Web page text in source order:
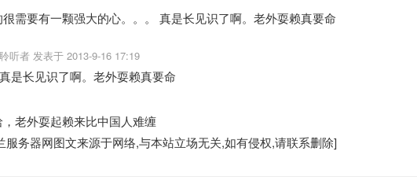
需要有一颗强大的心。。。 真是长见识了啊。老外耍赖真要命
聆听者 发表于 2013-9-16 17:19
真是长见识了啊。老外耍赖真要命
，老外耍起赖来比中国人难缠
服务器网图文来源于网络,与本站立场无关,如有侵权,请联系删除]